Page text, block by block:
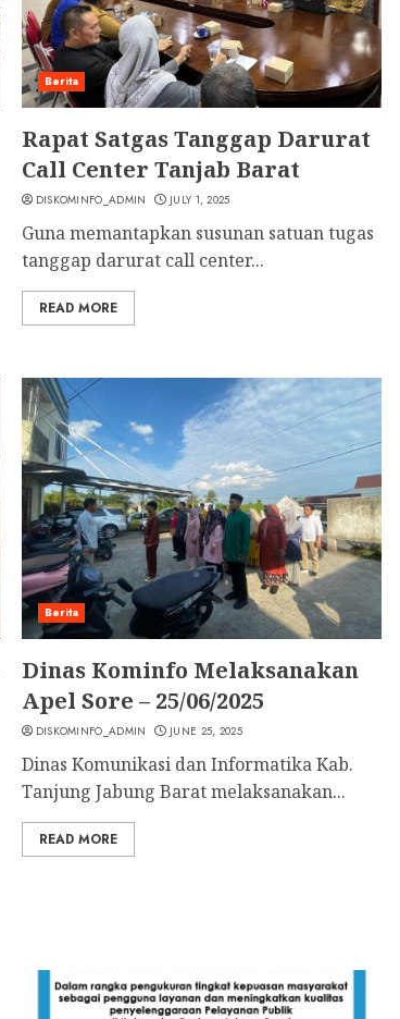
Berita
Rapat Satgas Tanggap Darurat
Call Center Tanjab Barat
DISKOMINFO_ADMIN JULY 1, 2025
Guna memantapkan susunan satuan tugas
tanggap darurat call center...
READ MORE
Berita
Dinas Kominfo Melaksanakan
Apel Sore – 25/06/2025
DISKOMINFO_ADMIN JUNE 25, 2025
Dinas Komunikasi dan Informatika Kab.
Tanjung Jabung Barat melaksanakan...
READ MORE